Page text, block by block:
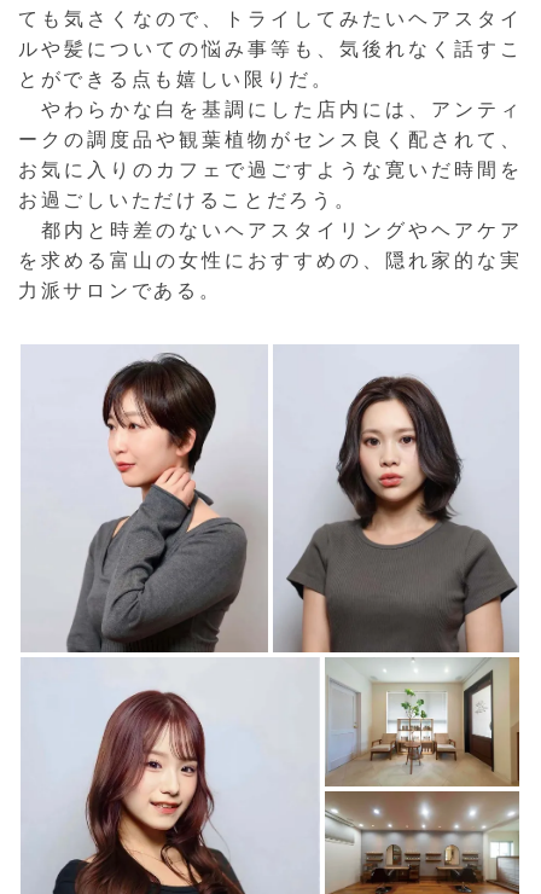
ても気さくなので、トライしてみたいヘアスタイ
ルや髪についての悩み事等も、気後れなく話すこ
とができる点も嬉しい限りだ。
やわらかな白を基調にした店内には、アンティ
ークの調度品や観葉植物がセンス良く配されて、
お気に入りのカフェで過ごすような寛いだ時間を
お過ごしいただけることだろう。
都内と時差のないヘアスタイリングやヘアケア
を求める富山の女性におすすめの、隠れ家的な実
力派サロンである。